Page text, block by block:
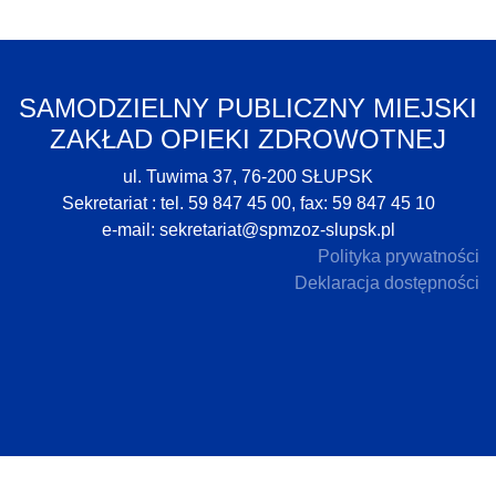
SAMODZIELNY PUBLICZNY MIEJSKI
ZAKŁAD OPIEKI ZDROWOTNEJ
ul. Tuwima 37, 76-200 SŁUPSK
Sekretariat : tel. 59 847 45 00, fax: 59 847 45 10
e-mail: sekretariat@spmzoz-slupsk.pl
Polityka prywatności
Deklaracja dostępności